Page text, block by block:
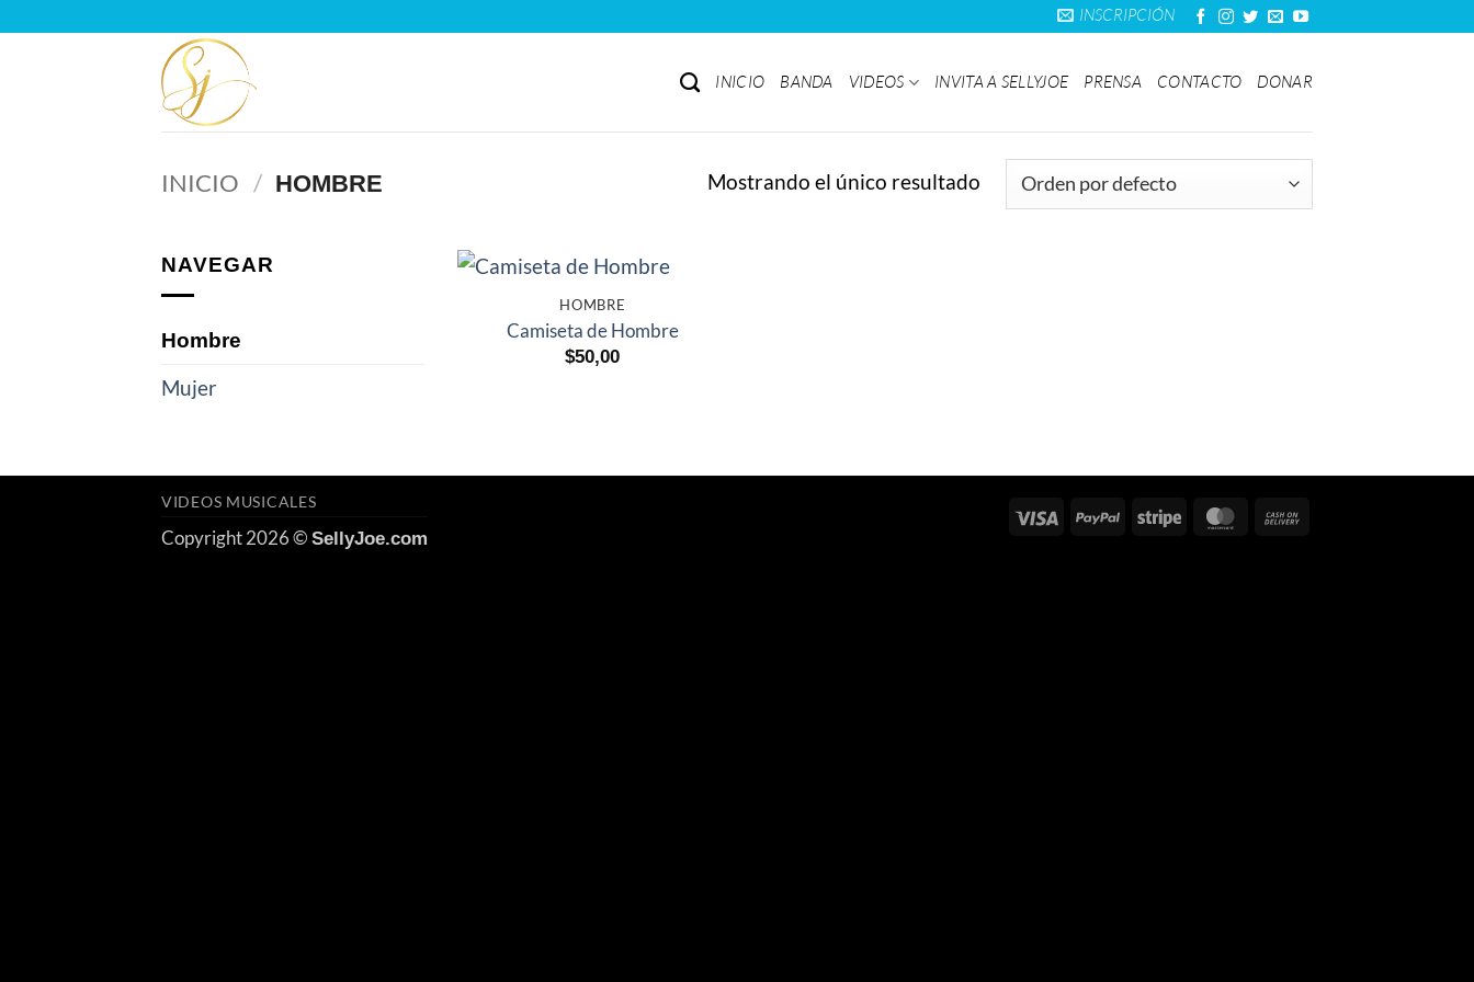
INSCRIPCIÓN
INICIO BANDA VIDEOS INVITA A SELLYJOE PRENSA CONTACTO DONAR
INICIO / HOMBRE Mostrando el único resultado
NAVEGAR
Hombre
Mujer
+
HOMBRE
Camiseta de Hombre
$50,00
Visa PayPal Stripe MasterCard
VIDEOS MUSICALES
Copyright 2026 © SellyJoe.com